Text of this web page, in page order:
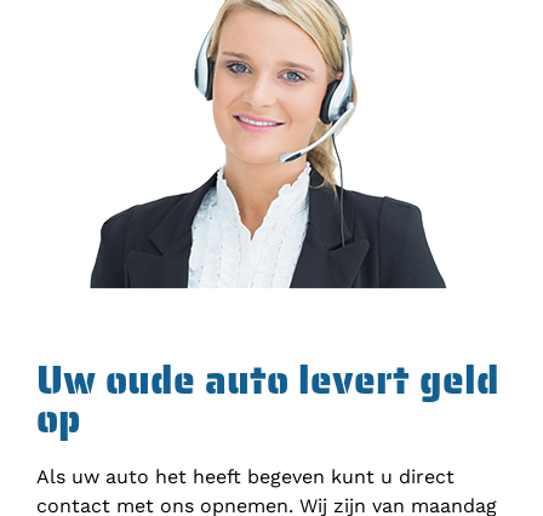
Uw oude auto levert geld
op
Als uw auto het heeft begeven kunt u direct
contact met ons opnemen. Wij zijn van maandag